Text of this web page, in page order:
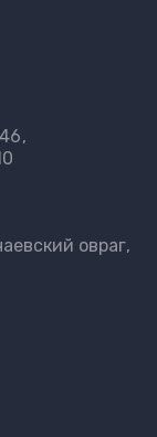
овраг,